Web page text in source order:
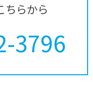
ちらから
3796